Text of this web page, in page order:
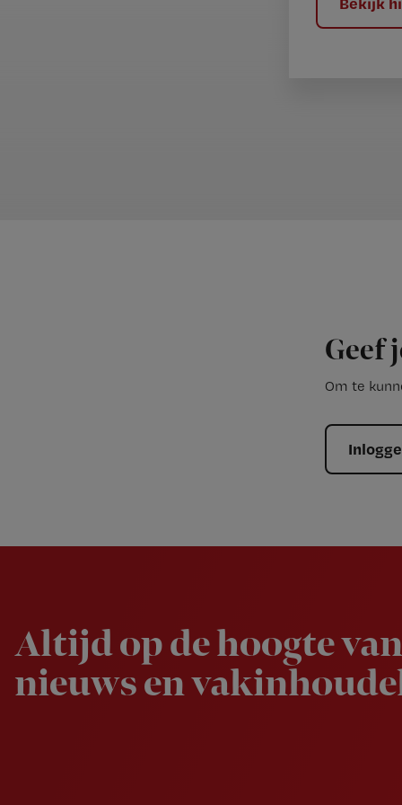
Geef
Om te
Altijd op de hoogte
nieuws en